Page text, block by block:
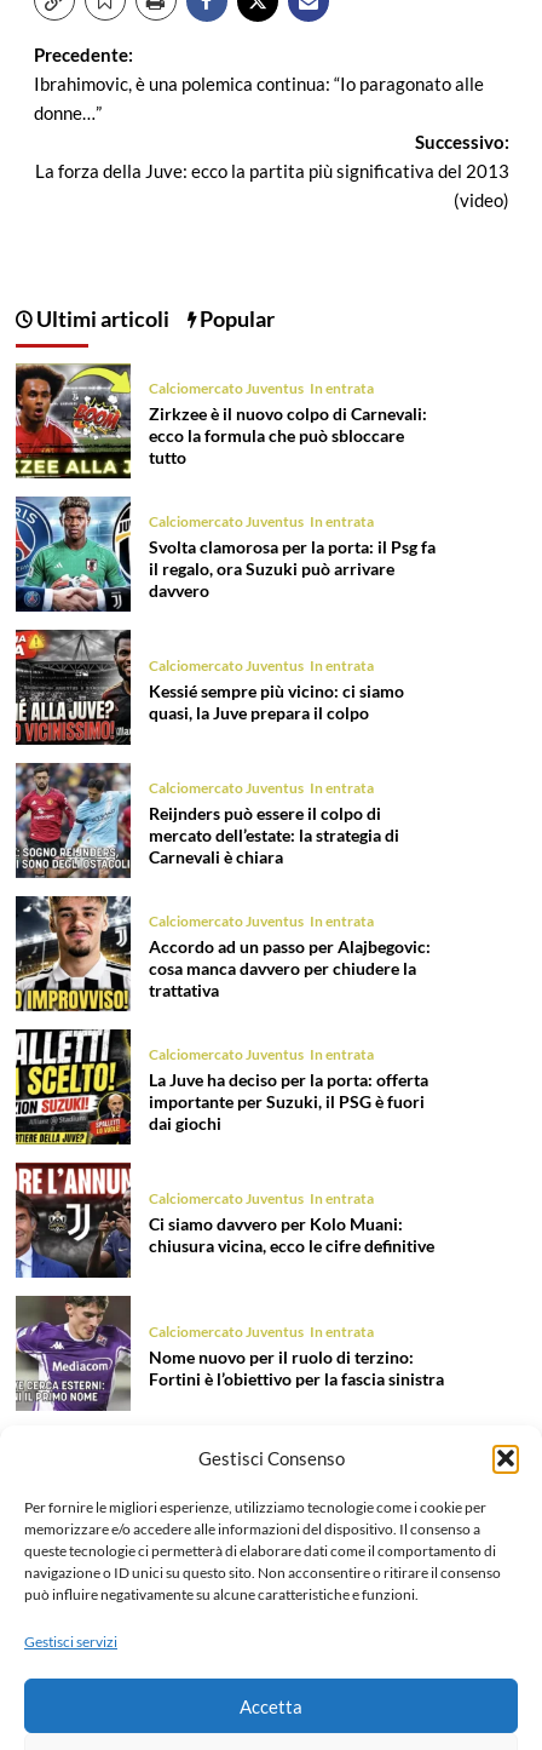
Gestisci Consenso
Per fornire le migliori esperienze, utilizziamo tecnologie come i cookie per
memorizzare e/o accedere alle informazioni del dispositivo. Il consenso a
queste tecnologie ci permetterà di elaborare dati come il comportamento di
navigazione o ID unici su questo sito. Non acconsentire o ritirare il consenso
può influire negativamente su alcune caratteristiche e funzioni.
Gestisci servizi
Accetta
Navigazione
articolo
Precedente:
Ibrahimovic, è una polemica continua: “Io paragonato alle
donne…”
Successivo:
La forza della Juve: ecco la partita più significativa del 2013
(video)
Ultimi articoli Popular
Calciomercato Juventus In entrata
Zirkzee è il nuovo colpo di Carnevali:
ecco la formula che può sbloccare
tutto
Calciomercato Juventus In entrata
Svolta clamorosa per la porta: il Psg fa
il regalo, ora Suzuki può arrivare
davvero
Calciomercato Juventus In entrata
Kessié sempre più vicino: ci siamo
quasi, la Juve prepara il colpo
Calciomercato Juventus In entrata
Reijnders può essere il colpo di
mercato dell’estate: la strategia di
Carnevali è chiara
Calciomercato Juventus In entrata
Accordo ad un passo per Alajbegovic:
cosa manca davvero per chiudere la
trattativa
Calciomercato Juventus In entrata
La Juve ha deciso per la porta: offerta
importante per Suzuki, il PSG è fuori
dai giochi
Calciomercato Juventus In entrata
Ci siamo davvero per Kolo Muani:
chiusura vicina, ecco le cifre definitive
Calciomercato Juventus In entrata
Nome nuovo per il ruolo di terzino:
Fortini è l’obiettivo per la fascia sinistra
Calciomercato Juventus In entrata
il colpo dell’estate 2026!
Calciomercato Juventus In uscita